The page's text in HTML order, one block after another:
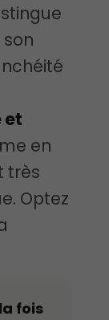
et
en
très
Optez
fois